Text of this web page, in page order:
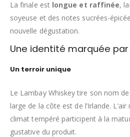
La finale est longue et raffinée,
soyeuse et des notes sucrées-
nouvelle dégustation.
Une identité marquée par
Un terroir unique
Le Lambay Whiskey tire son nom de
large de la côte est de l’Irlande.
climat tempéré participent à la
gustative du produit.